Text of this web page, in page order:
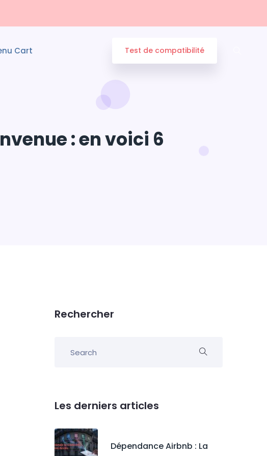
Cart Test de compatibilité
: en voici 6
Rechercher
Les derniers articles
Dépendance Airbnb : La